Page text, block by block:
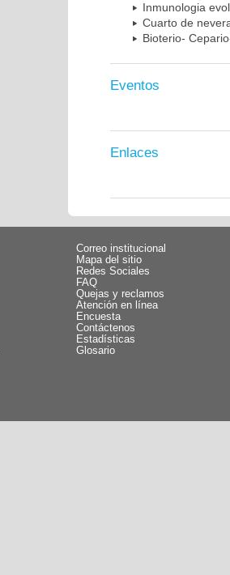
Inmunologia
Cuarto de
Bioterio-
Eventos
Enlaces
Correo institucional
Mapa del sitio
Redes Sociales
FAQ
Quejas y reclamos
Atención en línea
Encuesta
Contáctenos
Estadísticas
Glosario